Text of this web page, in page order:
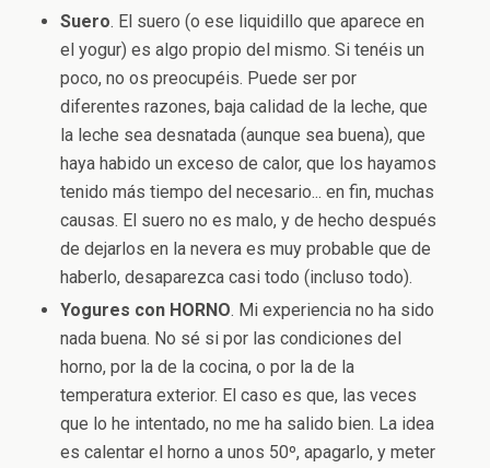
Suero. El suero (o ese liquidillo que aparece en
el yogur) es algo propio del mismo. Si tenéis un
poco, no os preocupéis. Puede ser por
diferentes razones, baja calidad de la leche, que
la leche sea desnatada (aunque sea buena), que
haya habido un exceso de calor, que los hayamos
tenido más tiempo del necesario... en fin, muchas
causas. El suero no es malo, y de hecho después
de dejarlos en la nevera es muy probable que de
haberlo, desaparezca casi todo (incluso todo).
Yogures con HORNO. Mi experiencia no ha sido
nada buena. No sé si por las condiciones del
horno, por la de la cocina, o por la de la
temperatura exterior. El caso es que, las veces
que lo he intentado, no me ha salido bien. La idea
es calentar el horno a unos 50º, apagarlo, y meter